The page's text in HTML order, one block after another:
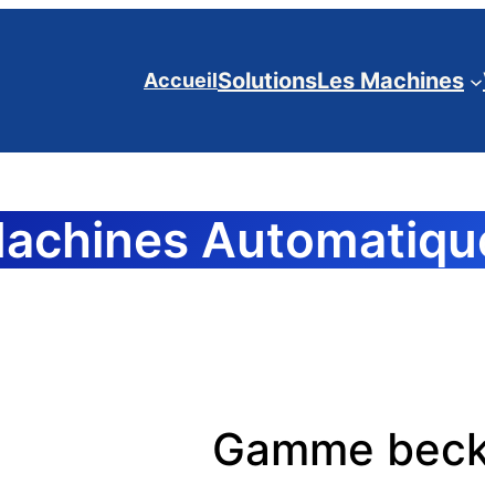
AccueilSolutionsLes Machines
Gamme